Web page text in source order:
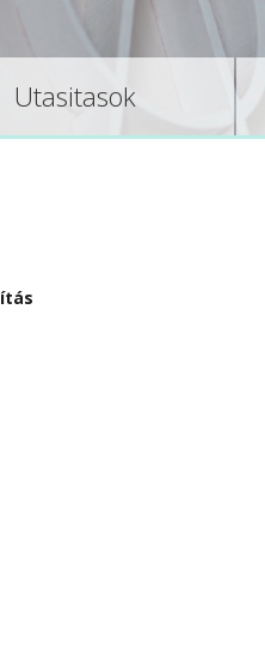
Utasitasok